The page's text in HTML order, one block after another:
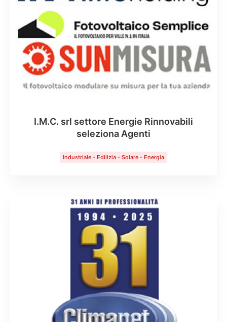
I.M.C. srl settore Energie Rinnovabili
seleziona Agenti
Industriale - Edilizia - Solare - Energia